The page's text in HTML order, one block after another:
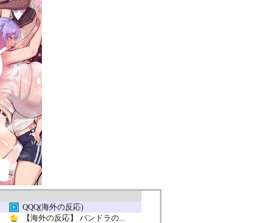
QQQ(海外の反応)
【海外の反応】 パンドラの...